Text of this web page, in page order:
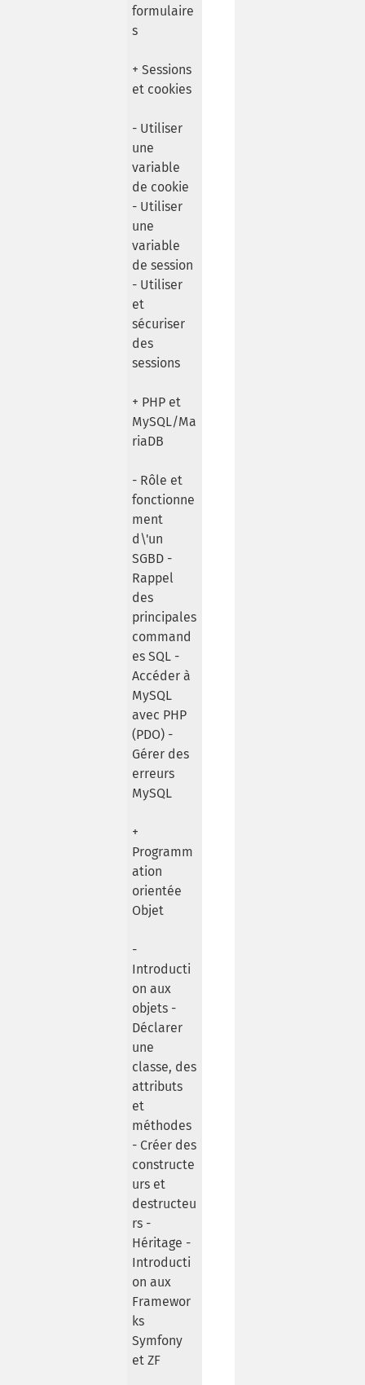
formulaire
s
+ Sessions
et cookies
- Utiliser
une
variable
de cookie
- Utiliser
une
variable
de session
- Utiliser
et
sécuriser
des
sessions
+ PHP et
MySQL/Ma
riaDB
- Rôle et
fonctionne
ment
d\'un
SGBD -
Rappel
des
principales
command
es SQL -
Accéder à
MySQL
avec PHP
(PDO) -
Gérer des
erreurs
MySQL
+
Programm
ation
orientée
Objet
-
Introducti
on aux
objets -
Déclarer
une
classe, des
attributs
et
méthodes
- Créer des
constructe
urs et
destructeu
rs -
Héritage -
Introducti
on aux
Framewor
ks
Symfony
et ZF